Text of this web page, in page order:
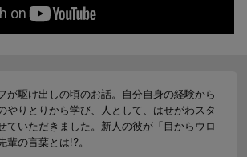
が駆け出しの頃のお話。自分自身の経験から
やりとりから学び、人として、はせがわスタ
ていただきました。新人の彼が「目からウロ
の言葉とは!?。